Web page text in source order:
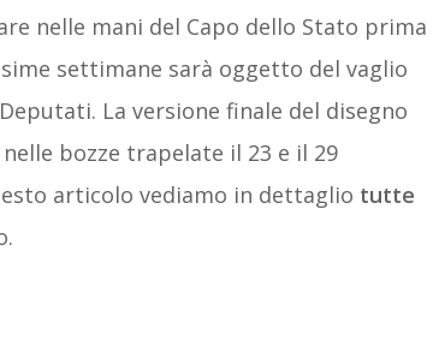
nelle mani del Capo dello Stato prima
settimane sarà oggetto del vaglio
La versione finale del disegno
bozze trapelate il 23 e il 29
articolo vediamo in dettaglio tutte